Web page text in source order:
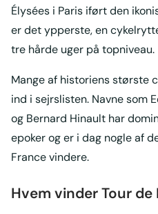
Élysées i Paris iført den
er det ypperste, en
tre hårde uger på topniveau.
Mange af historiens største
ind i sejrslisten. Navne som
og Bernard Hinault har
epoker og er i dag nogle af
France vindere.
Hvem vinder Tour de